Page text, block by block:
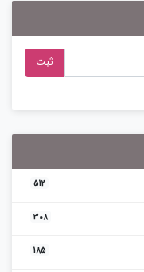
ثبت
512
308
185